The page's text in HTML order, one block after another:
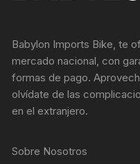
Babylon Imports Bike, te
mercado nacional, con
formas de pago.
olvídate de las
en el extranjero.
Sobre Nosotros